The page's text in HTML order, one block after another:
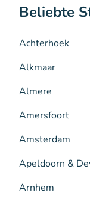
Beliebte
Achterhoek
Alkmaar
Almere
Amersfoort
Amsterdam
Apeldoorn &
Arnhem